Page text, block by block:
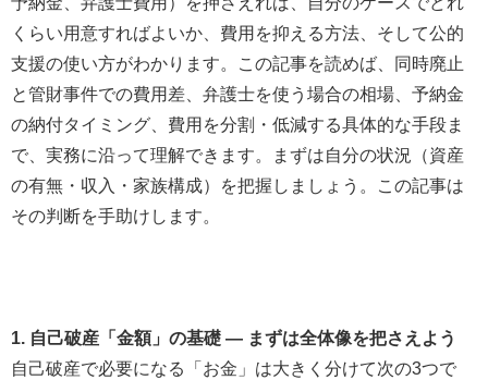
くらい用意すればよいか、費用を抑える方法、そして公的
支援の使い方がわかります。この記事を読めば、同時廃止
と管財事件での費用差、弁護士を使う場合の相場、予納金
の納付タイミング、費用を分割・低減する具体的な手段ま
で、実務に沿って理解できます。まずは自分の状況（資産
の有無・収入・家族構成）を把握しましょう。この記事は
その判断を手助けします。
1. 自己破産「金額」の基礎 — まずは全体像を把さえよう
自己破産で必要になる「お金」は大きく分けて次の3つで